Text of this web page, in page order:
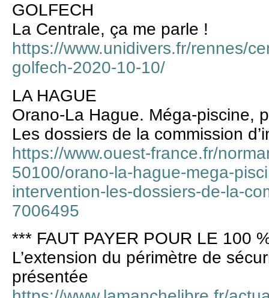
GOLFECH
La Centrale, ça me parle !
https://www.unidivers.fr/rennes/
golfech-2020-10-10/
LA HAGUE
Orano-La Hague. Méga-piscine,
Les dossiers de la commission
https://www.ouest-france.fr/
50100/orano-la-hague-mega-
intervention-les-dossiers-de-la-
7006495
*** FAUT PAYER POUR LE 100
L’extension du périmètre de
présentée